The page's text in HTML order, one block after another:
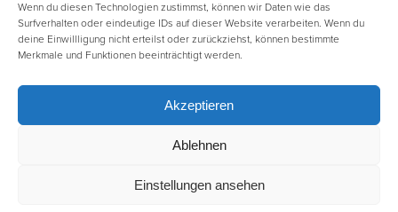
Wenn du diesen Technologien zustimmst, können wir Daten wie das
Surfverhalten oder eindeutige IDs auf dieser Website verarbeiten. Wenn du
deine Einwillligung nicht erteilst oder zurückziehst, können bestimmte
Merkmale und Funktionen beeinträchtigt werden.
Akzeptieren
Ablehnen
Einstellungen ansehen
Einzelnachhilfe Lernhefte